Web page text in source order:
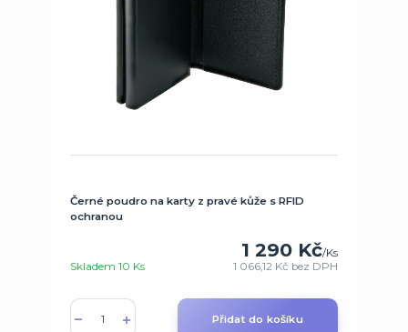
Černé poudro na karty z pravé kůže s RFID
ochranou
1 290 Kč/Ks
1 066,12 Kč bez DPH
Skladem 10 Ks
Přidat do košíku